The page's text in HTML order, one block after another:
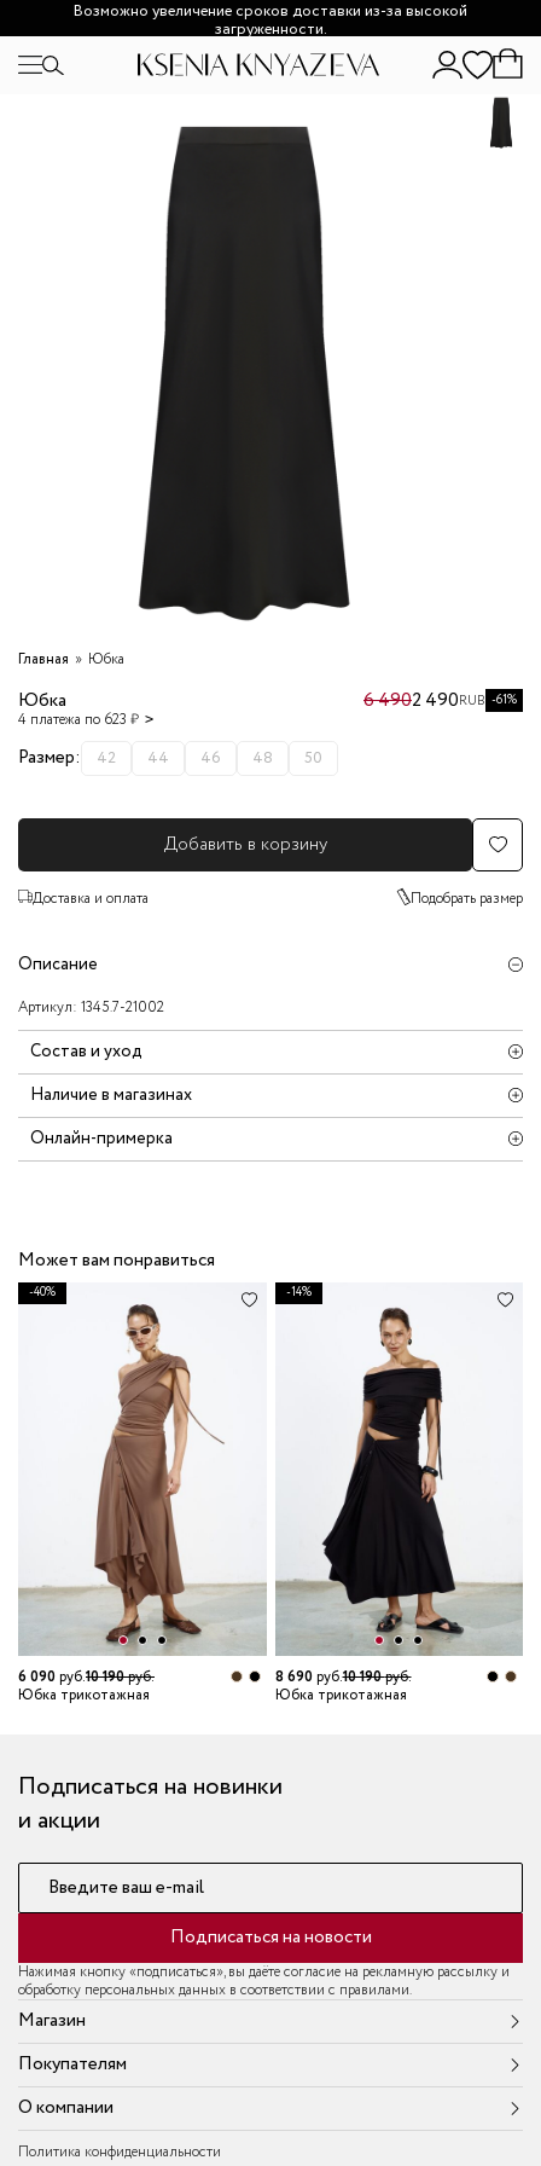
Возможно увеличение сроков доставки из-за высокой
загруженности.
Главная Юбка
Юбка
4 платежа по 623 ₽
6 4902 490RUB -61%
Размер: 42 44 46 48 50
Добавить в корзину
Доставка и оплата Подобрать размер
Описание
Артикул: 1345.7-21002
Состав и уход
Наличие в магазинах
Онлайн-примерка
Может вам понравиться
-40%
6 090руб.10 190руб.
Юбка трикотажная
-14%
8 690руб.10 190руб.
Юбка трикотажная
Подписаться на новинки
и акции
Введите ваш e-mail
Подписаться на новости
Нажимая кнопку «подписаться», вы даёте согласие на рекламную рассылку и
обработку персональных данных в соответствии с правилами.
Магазин
Покупателям
О компании
Политика конфиденциальности